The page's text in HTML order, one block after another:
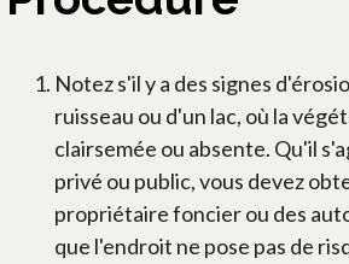
Notez s'il y a des signes
ruisseau ou d'un lac, où la
clairsemée ou absente. Qu'il
privé ou public, vous devez
propriétaire foncier ou des
que l'endroit ne pose pas de